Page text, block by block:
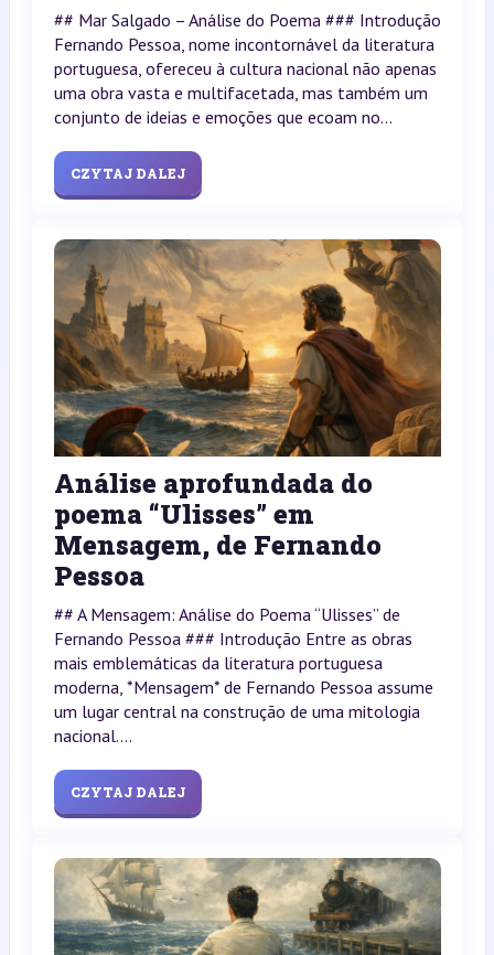
## Mar Salgado – Análise do Poema ### Introdução
Fernando Pessoa, nome incontornável da literatura
portuguesa, ofereceu à cultura nacional não apenas
uma obra vasta e multifacetada, mas também um
conjunto de ideias e emoções que ecoam no...
CZYTAJ DALEJ
Análise aprofundada do
poema “Ulisses” em
Mensagem, de Fernando
Pessoa
## A Mensagem: Análise do Poema “Ulisses” de
Fernando Pessoa ### Introdução Entre as obras
mais emblemáticas da literatura portuguesa
moderna, *Mensagem* de Fernando Pessoa assume
um lugar central na construção de uma mitologia
nacional....
CZYTAJ DALEJ